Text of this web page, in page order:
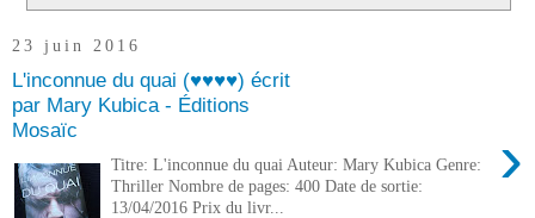
23 juin 2016
L'inconnue du quai (♥♥♥♥) écrit
par Mary Kubica - Éditions
Mosaïc
›
Titre: L'inconnue du quai Auteur: Mary Kubica Genre:
Thriller Nombre de pages: 400 Date de sortie:
13/04/2016 Prix du livr...